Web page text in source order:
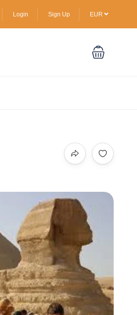
Login Sign Up EUR